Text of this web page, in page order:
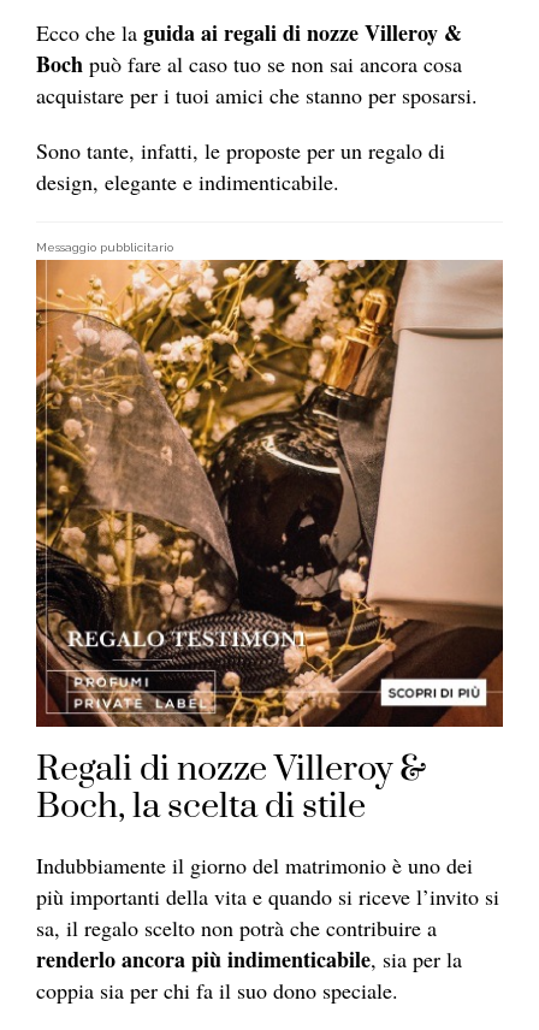
Ecco che la guida ai regali di nozze Villeroy &
Boch può fare al caso tuo se non sai ancora cosa
acquistare per i tuoi amici che stanno per sposarsi.
Sono tante, infatti, le proposte per un regalo di
design, elegante e indimenticabile.
Messaggio pubblicitario
Regali di nozze Villeroy &
Boch, la scelta di stile
Indubbiamente il giorno del matrimonio è uno dei
più importanti della vita e quando si riceve l’invito si
sa, il regalo scelto non potrà che contribuire a
renderlo ancora più indimenticabile, sia per la
coppia sia per chi fa il suo dono speciale.